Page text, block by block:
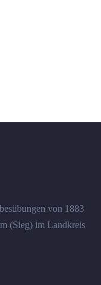
von 1883
(Sieg) im Landkreis